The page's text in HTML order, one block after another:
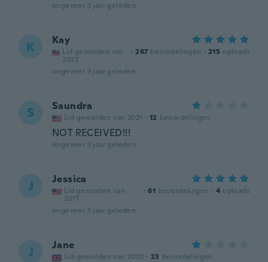
ongeveer 3 jaar geleden
K Kay
Lid geworden van
2022
· 267 beoordelingen · 215 uploads
ongeveer 3 jaar geleden
S Saundra
Lid geworden van 2021 · 12 beoordelingen
NOT RECEIVED!!!
ongeveer 3 jaar geleden
J Jessica
Lid geworden van
2017
· 61 beoordelingen · 4 uploads
ongeveer 3 jaar geleden
J Jane
Lid geworden van 2020 · 23 beoordelingen